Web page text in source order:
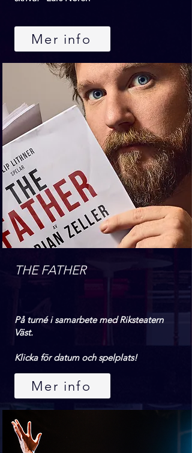
Mer info
THE FATHER
På turné i samarbete med Riksteatern
Väst.
Klicka för datum och spelplats!
Mer info